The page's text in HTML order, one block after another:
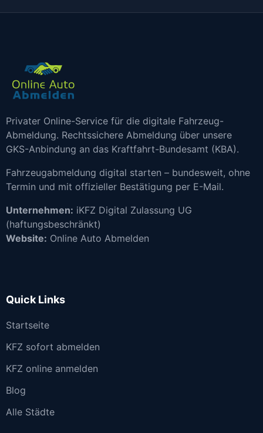
Privater Online-Service für die digitale Fahrzeug-
Abmeldung. Rechtssichere Abmeldung über unsere
GKS-Anbindung an das Kraftfahrt-Bundesamt (KBA).
Fahrzeugabmeldung digital starten – bundesweit, ohne
Termin und mit offizieller Bestätigung per E-Mail.
Unternehmen: iKFZ Digital Zulassung UG
(haftungsbeschränkt)
Website: Online Auto Abmelden
Quick Links
Startseite
KFZ sofort abmelden
KFZ online anmelden
Blog
Alle Städte